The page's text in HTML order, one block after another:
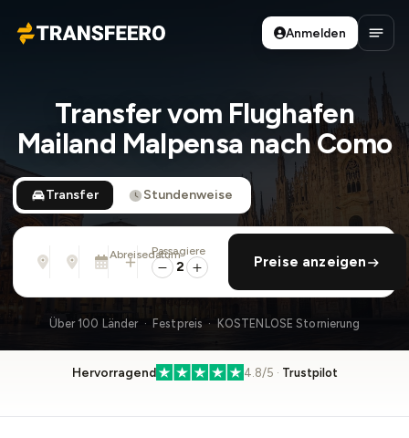
Transfeero
Anmelden
Transfer vom Flughafen
Mailand Malpensa nach Como
Transfer Stundenweise
Von
Adresse, Flughafen, Hotel, ...
Nach
Adresse, Flughafen, Hotel, ...
Abreisedatum
Di., 11. Aug. · 01:45 PM
rückfahrt hinzufügen
Passagiere
2 Preise anzeigen
Über 100 Länder · Festpreis · KOSTENLOSE Stornierung
Hervorragend 4.8/5 · Trustpilot